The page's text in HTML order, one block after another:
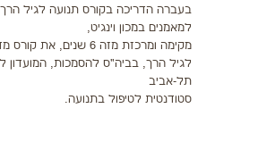
בעברה הדריכה בקורס תנועה לגיל
למאמנים במכון וינגיט,
מקימה ומרכזת מזה 6 שנים,
לגיל הרך, בביה"ס להסמכות, המועדון
תל-אביב
סטודנטית לטיפול בתנועה.